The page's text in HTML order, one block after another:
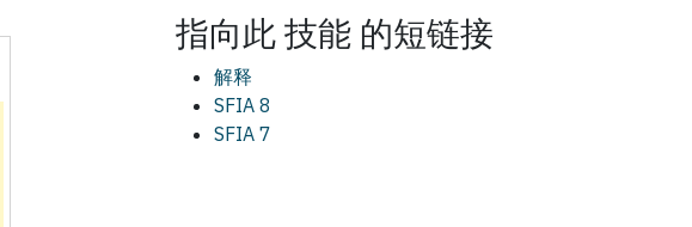
指向此技能 的短链接
解释
SFIA 8
SFIA 7